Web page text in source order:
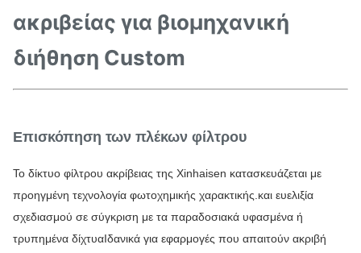
ακριβείας για βιομηχανική
διήθηση Custom
Επισκόπηση των πλέκων φίλτρου
Το δίκτυο φίλτρου ακρίβειας της Xinhaisen κατασκευάζεται με
προηγμένη τεχνολογία φωτοχημικής χαρακτικής.και ευελιξία
σχεδιασμού σε σύγκριση με τα παραδοσιακά υφασμένα ή
τρυπημένα δίχτυαΙδανικά για εφαρμογές που απαιτούν ακριβή